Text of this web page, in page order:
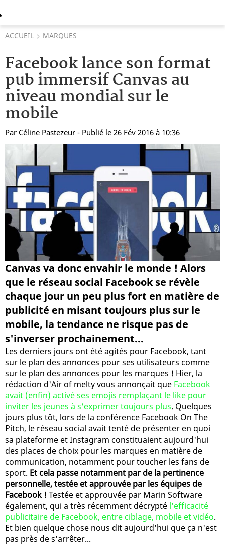
ACCUEIL MARQUES
Facebook lance son format
pub immersif Canvas au
niveau mondial sur le
mobile
Par Céline Pastezeur - Publié le 26 Fév 2016 à 10:36
Canvas va donc envahir le monde ! Alors
que le réseau social Facebook se révèle
chaque jour un peu plus fort en matière de
publicité en misant toujours plus sur le
mobile, la tendance ne risque pas de
s'inverser prochainement...
Les derniers jours ont été agités pour Facebook, tant
sur le plan des annonces pour ses utilisateurs comme
sur le plan des annonces pour les marques ! Hier, la
rédaction d'Air of melty vous annonçait que Facebook
avait (enfin) activé ses emojis remplaçant le like pour
inviter les jeunes à s'exprimer toujours plus. Quelques
jours plus tôt, lors de la conférence Facebook On The
Pitch, le réseau social avait tenté de présenter en quoi
sa plateforme et Instagram constituaient aujourd'hui
des places de choix pour les marques en matière de
communication, notamment pour toucher les fans de
sport. Et cela passe notamment par de la pertinence
personnelle, testée et approuvée par les équipes de
Facebook ! Testée et approuvée par Marin Software
également, qui a très récemment décrypté l'efficacité
publicitaire de Facebook, entre ciblage, mobile et vidéo.
Et bien quelque chose nous dit aujourd'hui que ça n'est
pas près de s'arrêter...